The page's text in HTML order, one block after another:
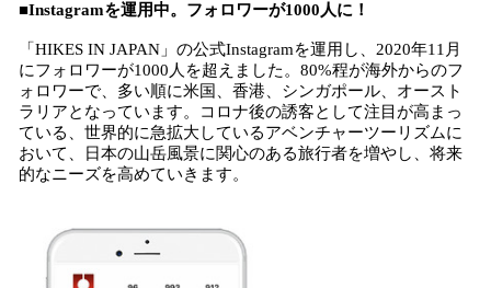
■Instagramを運用中。 フォロワーが1000人に！
「HIKES IN JAPAN」の公式Instagramを運用し、2020年11月
にフォロワーが1000人を超えました。80%程が海外からのフ
ォロワーで、多い順に米国、香港、シンガポール、オースト
ラリアとなっています。コロナ後の誘客として注目が高まっ
ている、世界的に急拡大しているアベンチャーツーリズムに
おいて、日本の山岳風景に関心のある旅行者を増やし、将来
的なニーズを高めていきます。